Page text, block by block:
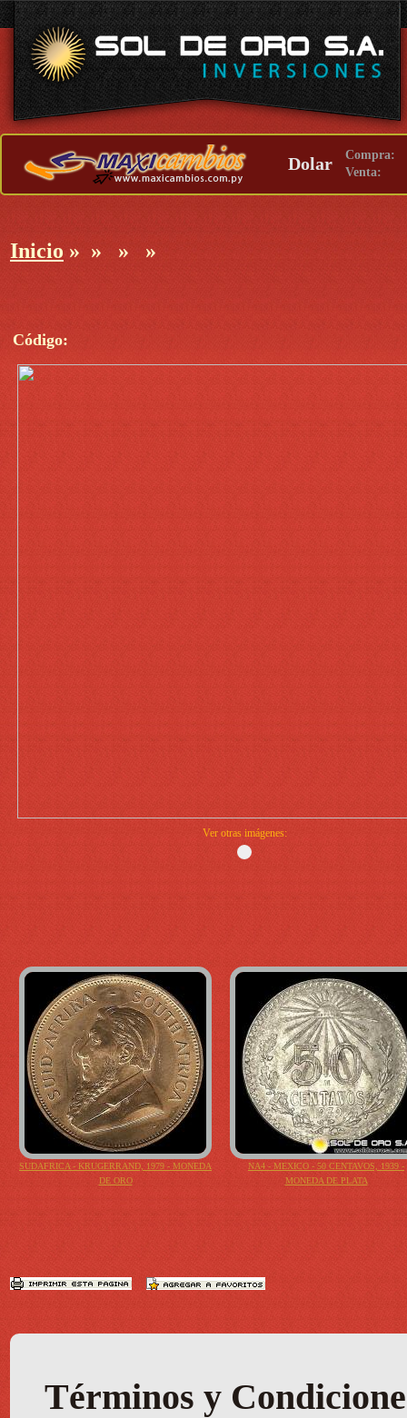
Dolar
Compra:
Venta:
Inicio » » » »
Código:
Ver otras imágenes:
SUDAFRICA - KRUGERRAND, 1979 - MONEDA
DE ORO
NA4 - MEXICO - 50 CENTAVOS, 1939 -
MONEDA DE PLATA